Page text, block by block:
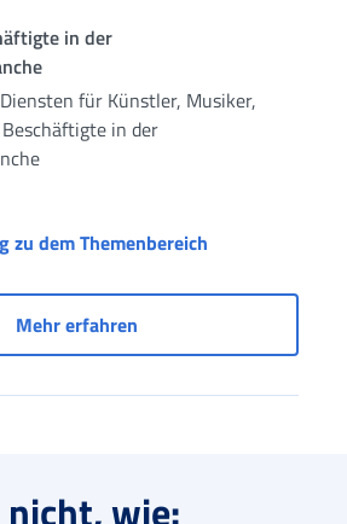
in der
für Künstler, Musiker,
in der
zu dem ThemenbereichDienste für
Mehr erfahrenDienste für
wie: